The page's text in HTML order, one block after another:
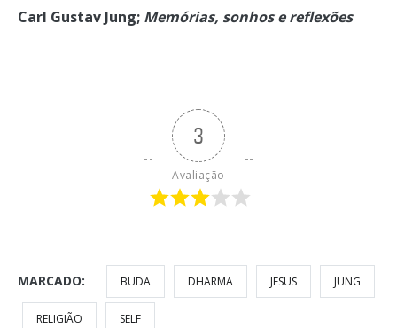
Carl Gustav Jung; Memórias, sonhos e reflexões
3
Avaliação
MARCADO: BUDA DHARMA JESUS JUNG
RELIGIÃO SELF